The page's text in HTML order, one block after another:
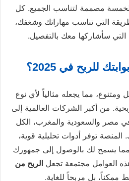
مصممة لتناسب الجميع. كل
التي تناسب مهاراتك وشغفك،
سأشاركها معك بالتفصيل.
للربح في 2025؟
ومتنوع، مما يجعله مثالياً لأي نوع
من أكبر الشركات العالمية إلى
مصر والسعودية والمغرب، الكل
توفر أدوات تحليلية قوية،
يسمح لك بالوصول إلى جمهورك
العوامل مجتمعة تجعل الربح من
ممكناً، بل مربحاً للغاية.